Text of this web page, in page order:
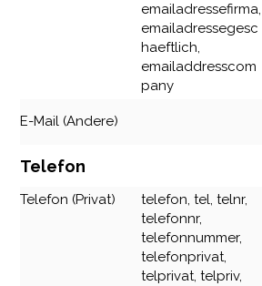
emailadressefirma,
emailadressegesc
haeftlich,
emailaddresscom
pany
E-Mail (Andere)
Telefon
Telefon (Privat)
telefon, tel, telnr,
telefonnr,
telefonnummer,
telefonprivat,
telprivat, telpriv,